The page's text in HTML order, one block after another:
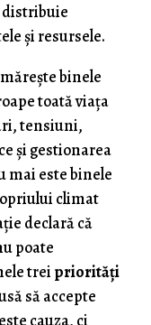
și resursele.
binele
toată viața
tensiuni,
și gestionarea
mai este binele
climat
declară că
poate
trei priorități
să accepte
cauza, ci